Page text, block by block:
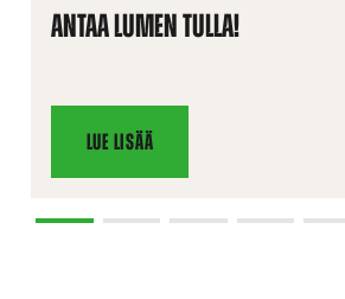
ANTAA LUMEN TULLA!
LUE LISÄÄ